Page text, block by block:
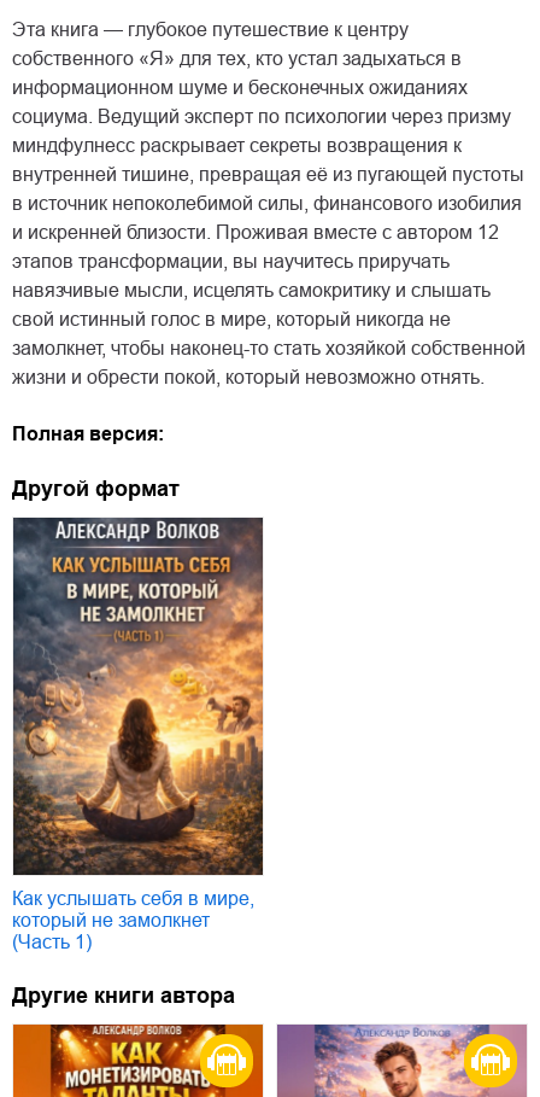
Эта книга — глубокое путешествие к центру
собственного «Я» для тех, кто устал задыхаться в
информационном шуме и бесконечных ожиданиях
социума. Ведущий эксперт по психологии через призму
миндфулнесс раскрывает секреты возвращения к
внутренней тишине, превращая её из пугающей пустоты
в источник непоколебимой силы, финансового изобилия
и искренней близости. Проживая вместе с автором 12
этапов трансформации, вы научитесь приручать
навязчивые мысли, исцелять самокритику и слышать
свой истинный голос в мире, который никогда не
замолкнет, чтобы наконец-то стать хозяйкой собственной
жизни и обрести покой, который невозможно отнять.
Полная версия:
Другой формат
Как услышать себя в мире,
который не замолкнет
(Часть 1)
Другие книги автора